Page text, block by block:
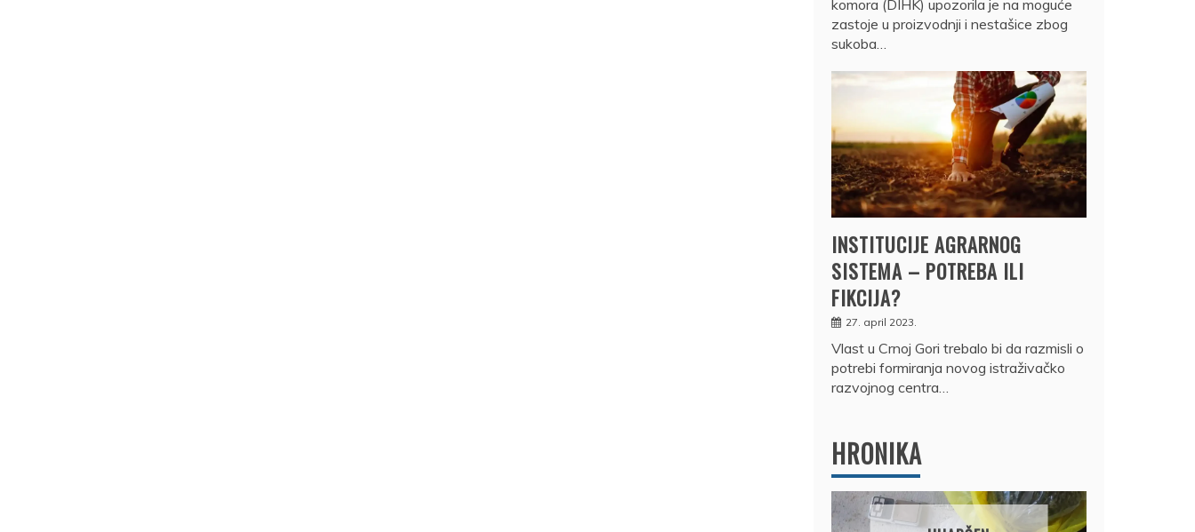
komora (DIHK) upozorila je na moguće
zastoje u proizvodnji i nestašice zbog
sukoba…
INSTITUCIJE AGRARNOG
SISTEMA – POTREBA ILI
FIKCIJA?
27. april 2023.
Vlast u Crnoj Gori trebalo bi da razmisli o
potrebi formiranja novog istraživačko
razvojnog centra…
HRONIKA